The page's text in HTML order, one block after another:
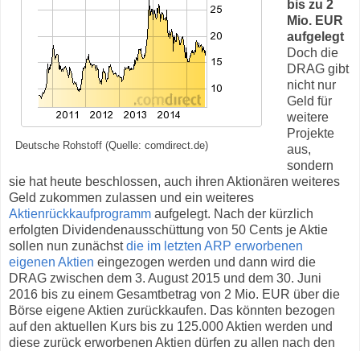
Deutsche Rohstoff (Quelle: comdirect.de)
bis zu 2
Mio. EUR
aufgelegt
Doch die
DRAG gibt
nicht nur
Geld für
weitere
Projekte
aus,
sondern
sie hat heute beschlossen, auch ihren Aktionären weiteres
Geld zukommen zulassen und ein weiteres
Aktienrückkaufprogramm aufgelegt. Nach der kürzlich
erfolgten Dividendenausschüttung von 50 Cents je Aktie
sollen nun zunächstdie im letzten ARP erworbenen
eigenen Aktien eingezogen werden und dann wird die
DRAG zwischen dem 3. August 2015 und dem 30. Juni
2016 bis zu einem Gesamtbetrag von 2 Mio. EUR über die
Börse eigene Aktien zurückkaufen. Das könnten bezogen
auf den aktuellen Kurs bis zu 125.000 Aktien werden und
diese zurück erworbenen Aktien dürfen zu allen nach den